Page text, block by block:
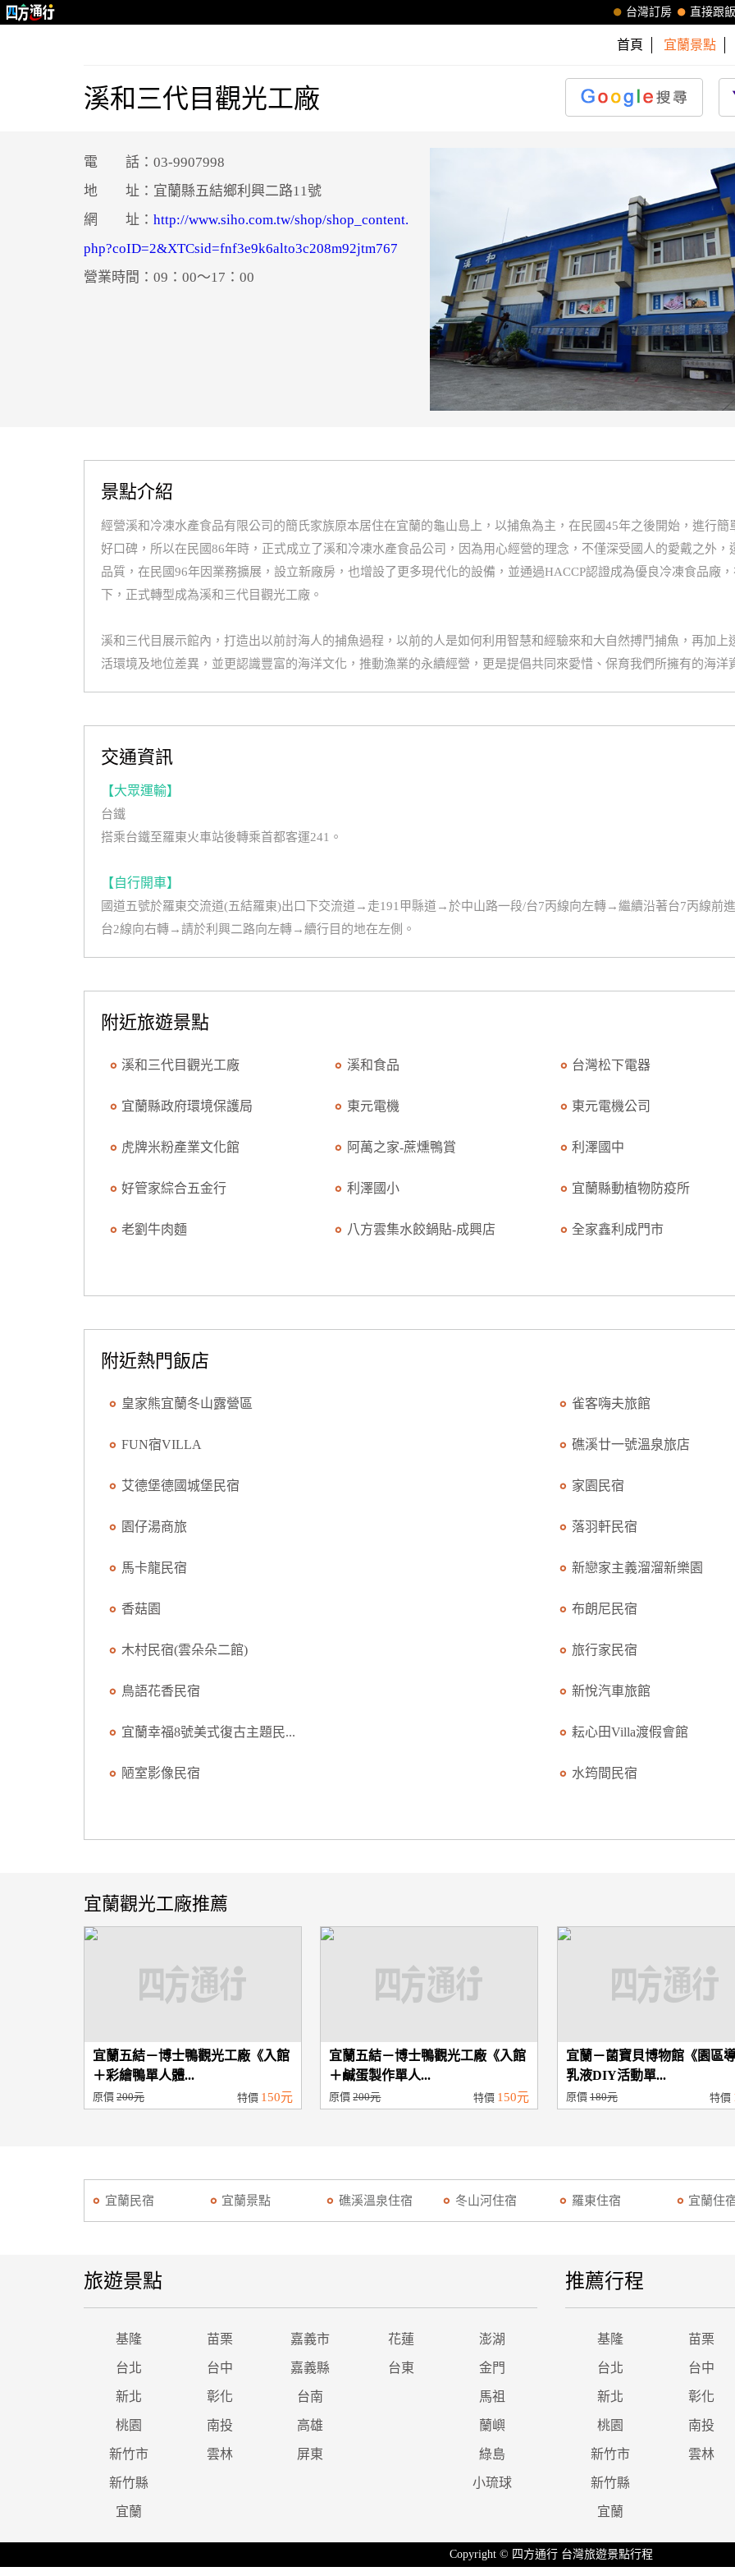
直接跟
台灣訂房
首頁 宜蘭景點
溪和三代目觀光工廠
電 話：03-9907998
地 址：宜蘭縣五結鄉利興二路11號
網 址： http://www.siho.com.tw/shop/shop_content.
php?coID=2&XTCsid=fnf3e9k6alto3c208m92jtm767
營業時間：09：00～17：00
景點介紹
經營溪和冷凍水產食品有限公司的簡氏家族原本居住在宜蘭的龜山島上，以捕魚為主，在民國45年之後開始，進行
好口碑，所以在民國86年時，正式成立了溪和冷凍水產食品公司，因為用心經營的理念，不僅深受國人的愛戴之外
品質，在民國96年因業務擴展，設立新廠房，也增設了更多現代化的設備，並通過HACCP認證成為優良冷凍食品廠
下，正式轉型成為溪和三代目觀光工廠。
溪和三代目展示館內，打造出以前討海人的捕魚過程，以前的人是如何利用智慧和經驗來和大自然搏鬥捕魚，再加
活環境及地位差異，並更認識豐富的海洋文化，推動漁業的永續經營，更是提倡共同來愛惜、保育我們所擁有的海洋
交通資訊
【大眾運輸】
台鐵
搭乘台鐵至羅東火車站後轉乘首都客運241。
【自行開車】
國道五號於羅東交流道(五結羅東)出口下交流道→走191甲縣道→於中山路一段/台7丙線向左轉→繼續沿著台7丙線
台2線向右轉→請於利興二路向左轉→續行目的地在左側。
附近旅遊景點
溪和三代目觀光工廠 溪和食品 台灣松下電器
宜蘭縣政府環境保護局 東元電機 東元電機公司
虎牌米粉產業文化館 阿萬之家-蔗燻鴨賞 利澤國中
好管家綜合五金行 利澤國小 宜蘭縣動植物防疫所
老劉牛肉麵 八方雲集水餃鍋貼-成興店 全家鑫利成門市
附近熱門飯店
皇家熊宜蘭冬山露營區 雀客嗨夫旅館
FUN宿VILLA 礁溪廿一號溫泉旅店
艾德堡德國城堡民宿 家園民宿
園仔湯商旅 落羽軒民宿
馬卡龍民宿 新戀家主義溜溜新樂園
香菇園 布朗尼民宿
木村民宿(雲朵朵二館) 旅行家民宿
鳥語花香民宿 新悅汽車旅館
宜蘭幸福8號美式復古主題民... 耘心田Villa渡假會館
陋室影像民宿 水筠間民宿
宜蘭觀光工廠推薦
宜蘭五結－博士鴨觀光工廠《入館
＋彩繪鴨單人體...
原價 200元 特價 150元
宜蘭五結－博士鴨觀光工廠《入館
＋鹹蛋製作單人...
原價200元 特價 150元
宜蘭－菌寶貝博物館《園區
乳液DIY活動單...
原價180元 特價
宜蘭民宿 宜蘭景點 礁溪溫泉住宿 冬山河住宿 羅東住宿 宜蘭住
旅遊景點
基隆 苗栗 嘉義市 花蓮 澎湖
台北 台中 嘉義縣 台東 金門
新北 彰化 台南 馬祖
桃園 南投 高雄 蘭嶼
新竹市 雲林 屏東 綠島
新竹縣 小琉球
宜蘭
推薦行程
基隆 苗栗
台北 台中
新北 彰化
桃園 南投
新竹市 雲林
新竹縣
宜蘭
Copyright © 四方通行 台灣旅遊景點行程